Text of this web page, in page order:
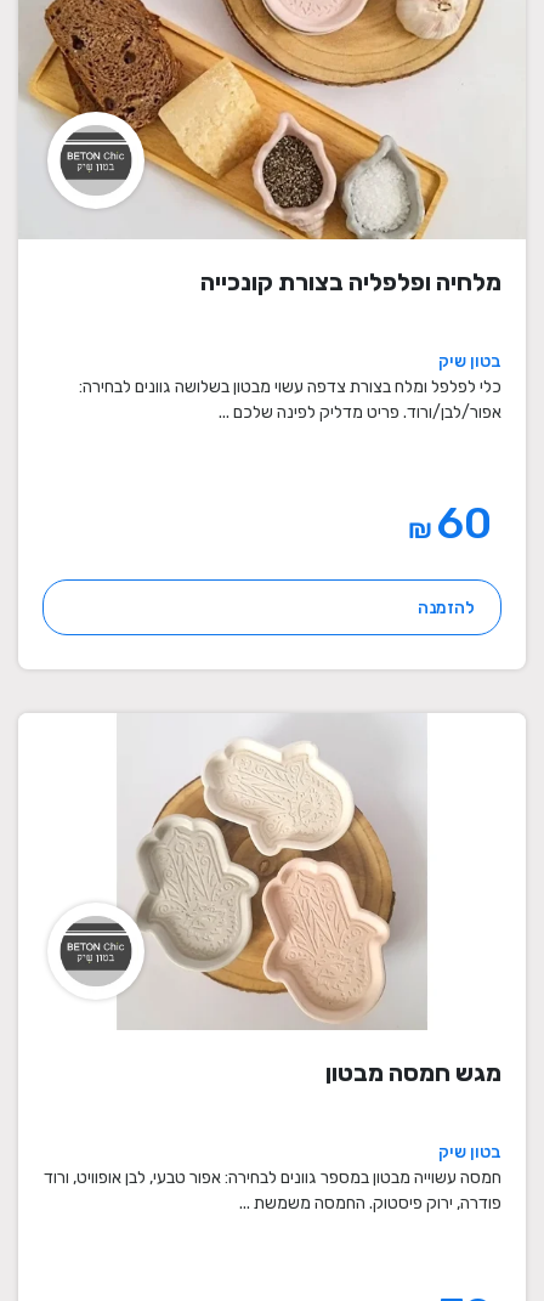
מלחיה ופלפליה בצורת קונכייה
בטון שיק
כלי לפלפל ומלח בצורת צדפה עשוי מבטון בשלושה גוונים לבחירה:
אפור/לבן/ורוד. פריט מדליק לפינה שלכם ...
₪
להזמנה
מגש חמסה מבטון
בטון שיק
חמסה עשוייה מבטון במספר גוונים לבחירה: אפור טבעי, לבן אופוויט, ורוד
פודרה, ירוק פיסטוק. החמסה משמשת ...